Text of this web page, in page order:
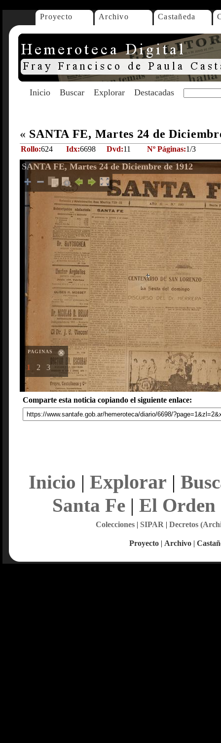
Proyecto Archivo Castañeda
Inicio Buscar Explorar Destacadas
« SANTA FE, Martes 24 de
Rollo:624 Idx:6698 Dvd:11 Nº Páginas:1/3
SANTA FE, Martes 24 de Diciembre de 1912
PAGINAS
1 2 3
Comparte esta noticia copiando el siguiente enlace:
Inicio | Explorar |
Santa Fe| El Orden
Colecciones| SIPAR | Decretos
Proyecto | Archivo |